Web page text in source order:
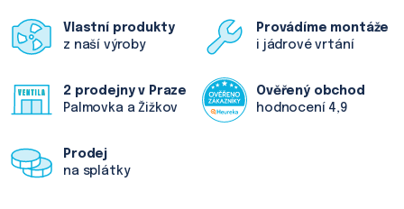
Vlastní produkty
z naší výroby
Provádíme montáže
i jádrové vrtání
2 prodejny v Praze
Palmovka a Žižkov
Ověřený obchod
hodnocení 4,9
Prodej
na splátky